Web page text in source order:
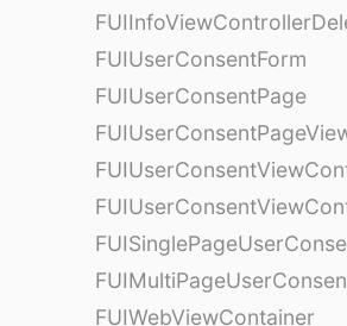
FUIUserConsentForm
FUIUserConsentPage
FUIWebViewContainer